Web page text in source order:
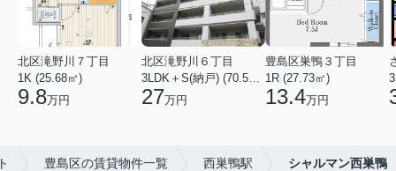
北区滝野川７丁目
1K (25.68㎡)
9.8万円
北区滝野川６丁目
27万円
豊島区巣鴨３丁目
1R (27.73㎡)
13.4万円
豊島区の賃貸物件一覧 西巣鴨駅 シャルマン西巣鴨